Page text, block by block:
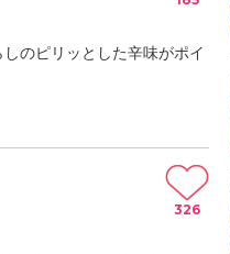
のピリッとした辛味がポイ
326